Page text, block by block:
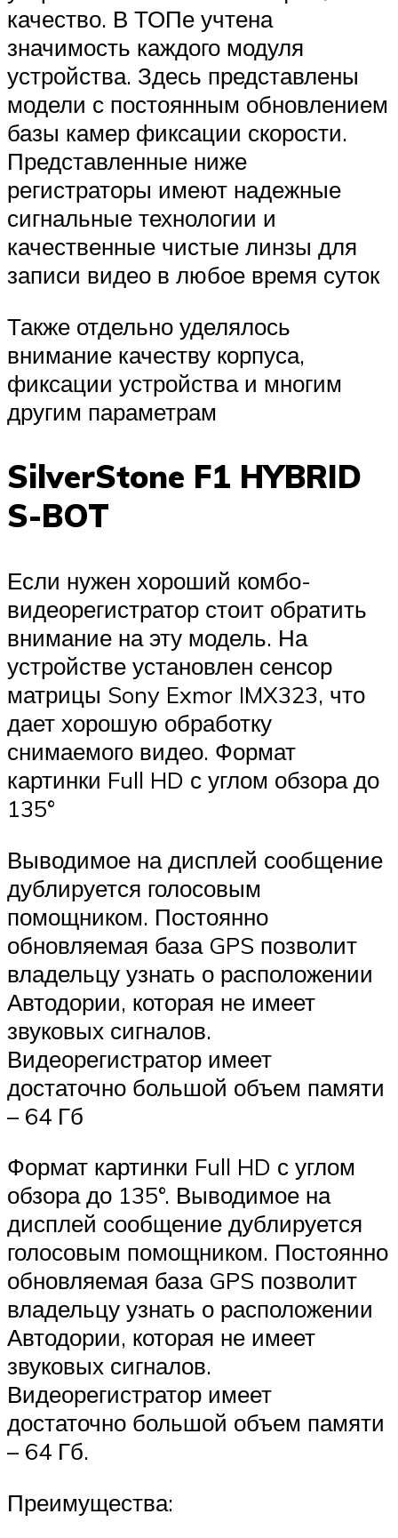
качество. В ТОПе учтена
значимость каждого модуля
устройства. Здесь представлены
модели с постоянным обновлением
базы камер фиксации скорости.
Представленные ниже
регистраторы имеют надежные
сигнальные технологии и
качественные чистые линзы для
записи видео в любое время суток
Также отдельно уделялось
внимание качеству корпуса,
фиксации устройства и многим
другим параметрам
SilverStone F1 HYBRID
S-BOT
Если нужен хороший комбо-
видеорегистратор стоит обратить
внимание на эту модель. На
устройстве установлен сенсор
матрицы Sony Exmor IMX323, что
дает хорошую обработку
снимаемого видео. Формат
картинки Full HD с углом обзора до
135°
Выводимое на дисплей сообщение
дублируется голосовым
помощником. Постоянно
обновляемая база GPS позволит
владельцу узнать о расположении
Автодории, которая не имеет
звуковых сигналов.
Видеорегистратор имеет
достаточно большой объем памяти
– 64 Гб
Формат картинки Full HD с углом
обзора до 135°. Выводимое на
дисплей сообщение дублируется
голосовым помощником. Постоянно
обновляемая база GPS позволит
владельцу узнать о расположении
Автодории, которая не имеет
звуковых сигналов.
Видеорегистратор имеет
достаточно большой объем памяти
– 64 Гб.
Преимущества: